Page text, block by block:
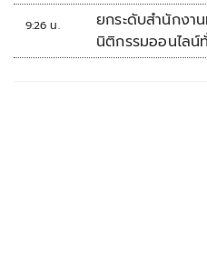
9:26 น.
ยกระดับสำนักงา
นิติกรรมออนไลน์